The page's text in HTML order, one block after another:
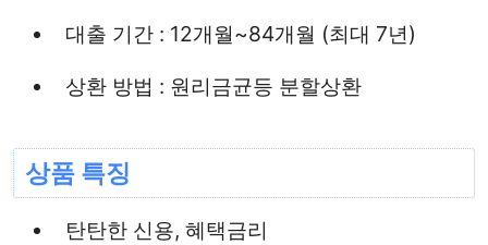
대출 기간 : 12개월~84개월 (최대 7년)
상환 방법 : 원리금균등 분할상환
상품 특징
탄탄한 신용, 혜택금리